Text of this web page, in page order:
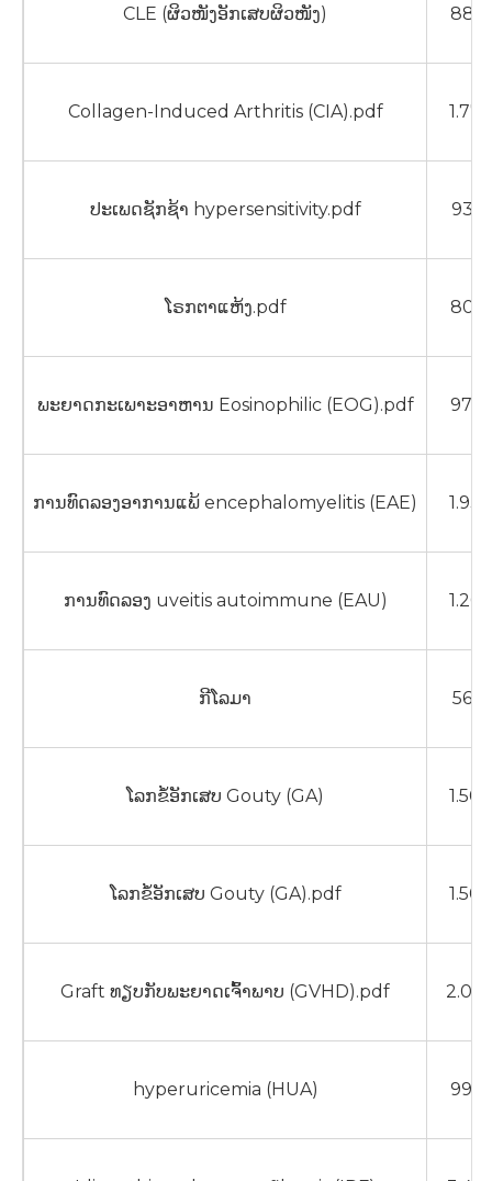
CLE (ຜິວໜັງອັກເສບຜິວໜັງ)
Collagen-Induced Arthritis (CIA).pdf
ປະເພດຊັກຊ້າ hypersensitivity.pdf
ໂຣກຕາແຫ້ງ.pdf
ພະຍາດກະເພາະອາຫານ Eosinophilic (EOG).pdf
ການທົດລອງອາການແພ້ encephalomyelitis (EAE)
ການທົດລອງ uveitis autoimmune (EAU)
ກີໂລມາ
ໂລກຂໍ້ອັກເສບ Gouty (GA)
ໂລກຂໍ້ອັກເສບ Gouty (GA).pdf
Graft ທຽບກັບພະຍາດເຈົ້າພາບ (GVHD).pdf
hyperuricemia (HUA)